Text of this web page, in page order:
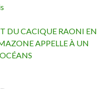
DU CACIQUE RAONI EN
APPELLE À UN